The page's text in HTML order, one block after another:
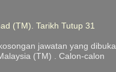
(TM). Tarikh Tutup 31
jawatan yang dibuka
(TM) . Calon-calon